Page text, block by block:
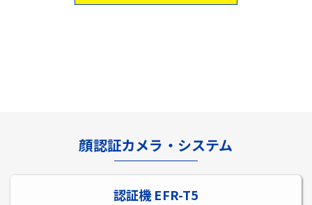
顔認証カメラ・システム
認証機 EFR-T5